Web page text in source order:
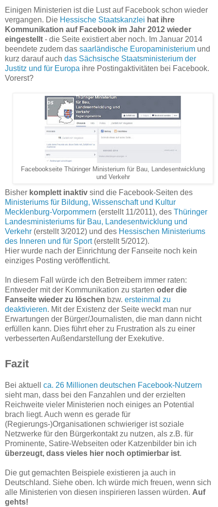
Einigen Ministerien ist die Lust auf Facebook schon wieder
vergangen. Die Hessische Staatskanzlei hat ihre
Kommunikation auf Facebook im Jahr 2012 wieder
eingestellt - die Seite existiert aber noch. Im Januar 2014
beendete zudem das saarländische Europaministerium und
kurz darauf auch das Sächsische Staatsministerium der
Justitz und für Europa ihre Postingaktivitäten bei Facebook.
Vorerst?
Facebookseite Thüringer Ministerium für Bau, Landesentwicklung
und Verkehr
Bisher komplett inaktiv sind die Facebook-Seiten des
Ministeriums für Bildung, Wissenschaft und Kultur
Mecklenburg-Vorpommern (erstellt 11/2011), des Thüringer
Landesministeriums für Bau, Landesentwicklung und
Verkehr (erstellt 3/2012) und des Hessischen Ministeriums
des Inneren und für Sport(erstellt 5/2012).
Hier wurde nach der Einrichtung der Fanseite noch kein
einziges Posting veröffentlicht.
In diesem Fall würde ich den Betreibern immer raten:
Entweder mit der Kommunikation zu starten oder die
Fanseite wieder zu löschen bzw. ersteinmal zu
deaktivieren. Mit der Existenz der Seite weckt man nur
Erwartungen der Bürger/Journalisten, die man dann nicht
erfüllen kann. Dies führt eher zu Frustration als zu einer
verbesserten Außendarstellung der Exekutive.
Fazit
Bei aktuell ca. 26 Millionen deutschen Facebook-Nutzern
sieht man, dass bei den Fanzahlen und der erzielten
Reichweite vieler Ministerien noch einiges an Potential
brach liegt. Auch wenn es gerade für
(Regierungs-)Organisationen schwieriger ist soziale
Netzwerke für den Bürgerkontakt zu nutzen, als z.B. für
Prominente, Satire-Webseiten oder Katzenbilder bin ich
überzeugt, dass vieles hier noch optimierbar ist.
Die gut gemachten Beispiele existieren ja auch in
Deutschland. Siehe oben. Ich würde mich freuen, wenn sich
alle Ministerien von diesen inspirieren lassen würden. Auf
gehts!